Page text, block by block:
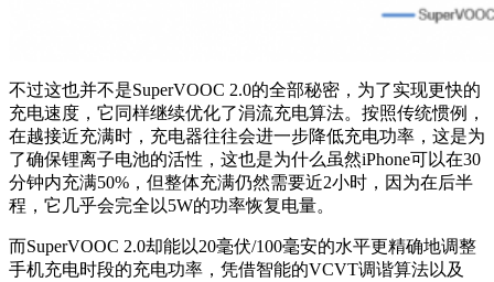
不过这也并不是SuperVOOC 2.0的全部秘密，为了实现更快的
充电速度，它同样继续优化了涓流充电算法。按照传统惯例，
在越接近充满时，充电器往往会进一步降低充电功率，这是为
了确保锂离子电池的活性，这也是为什么虽然iPhone可以在30
分钟内充满50%，但整体充满仍然需要近2小时，因为在后半
程，它几乎会完全以5W的功率恢复电量。
而SuperVOOC 2.0却能以20毫伏/100毫安的水平更精确地调整
手机充电时段的充电功率，凭借智能的VCVT调谐算法以及